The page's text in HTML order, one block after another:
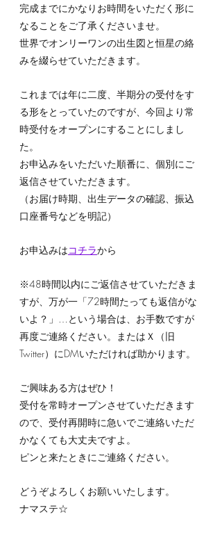
完成までにかなりお時間をいただく形に
なることをご了承くださいませ。
世界でオンリーワンの出生図と恒星の絡
みを綴らせていただきます。
これまでは年に二度、半期分の受付をす
る形をとっていたのですが、今回より常
時受付をオープンにすることにしまし
た。
お申込みをいただいた順番に、個別にご
返信させていただきます。
（お届け時期、出生データの確認、振込
口座番号などを明記）
お申込みはコチラから
※48時間以内にご返信させていただきま
すが、万が一「72時間たっても返信がな
いよ？」…という場合は、お手数ですが
再度ご連絡ください。またはＸ（旧
Twitter）にDMいただければ助かります。
ご興味ある方はぜひ！
受付を常時オープンさせていただきます
ので、受付再開時に急いでご連絡いただ
かなくても大丈夫ですよ。
ピンと来たときにご連絡ください。
どうぞよろしくお願いいたします。
ナマステ☆